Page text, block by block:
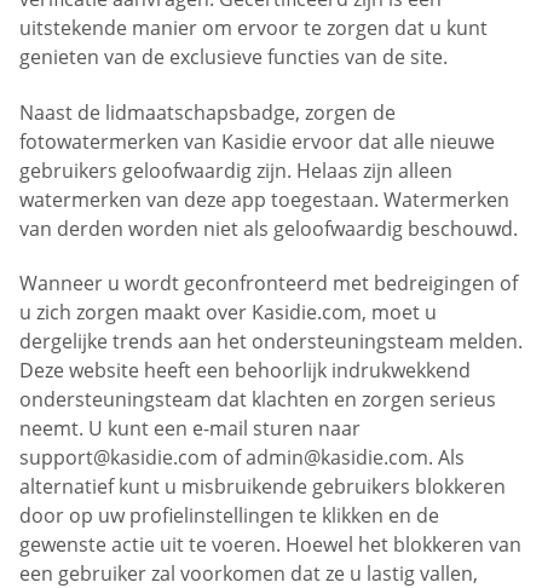
uitstekende manier om ervoor te zorgen dat u kunt
genieten van de exclusieve functies van de site.
Naast de lidmaatschapsbadge, zorgen de
fotowatermerken van Kasidie ervoor dat alle nieuwe
gebruikers geloofwaardig zijn. Helaas zijn alleen
watermerken van deze app toegestaan. Watermerken
van derden worden niet als geloofwaardig beschouwd.
Wanneer u wordt geconfronteerd met bedreigingen of
u zich zorgen maakt over Kasidie.com, moet u
dergelijke trends aan het ondersteuningsteam melden.
Deze website heeft een behoorlijk indrukwekkend
ondersteuningsteam dat klachten en zorgen serieus
neemt. U kunt een e-mail sturen naar
support@kasidie.com ofadmin@kasidie.com. Als
alternatief kunt u misbruikende gebruikers blokkeren
door op uw profielinstellingen te klikken en de
gewenste actie uit te voeren. Hoewel het blokkeren van
een gebruiker zal voorkomen dat ze u lastig vallen,